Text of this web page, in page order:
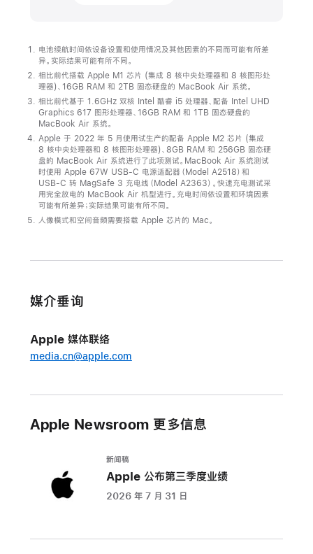
搭
载
M2
芯
的
全
新
MacBook
Air
日
五）
起
受
购
MacBook
拥
电池续航时间依设备设置和使用情况及其他因素的不同而可能有所差
异。实际结果可能有所不同。
相比前代搭载 Apple M1 芯片 (集成 8 核中央处理器和 8 核图形处
理器)、16GB RAM 和 2TB 固态硬盘的 MacBook Air 系统。
相比前代基于 1.6GHz 双核 Intel 酷睿 i5 处理器、配备 Intel UHD
Graphics 617 图形处理器、16GB RAM 和 1TB 固态硬盘的
MacBook Air 系统。
Apple 于 2022 年 5 月使用试生产的配备 Apple M2 芯片 (集成
8 核中央处理器和 8 核图形处理器)、8GB RAM 和 256GB 固态硬
盘的 MacBook Air 系统进行了此项测试。MacBook Air 系统测试
时使用 Apple 67W USB-C 电源适配器（Model A2518）和
USB-C 转 MagSafe 3 充电线（Model A2363）。快速充电测试采
用完全放电的 MacBook Air 机型进行。充电时间依设置和环境因素
可能有所差异；实际结果可能有所不同。
人像模式和空间音频需要搭载 Apple 芯片的 Mac。
媒介垂询
Apple 媒体联络
media.cn@apple.com
Apple Newsroom 更多信息
新闻稿
Apple 公布第三季度业绩
2026 年 7 月 31 日